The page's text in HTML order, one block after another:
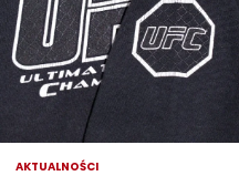
AKTUALNOŚCI